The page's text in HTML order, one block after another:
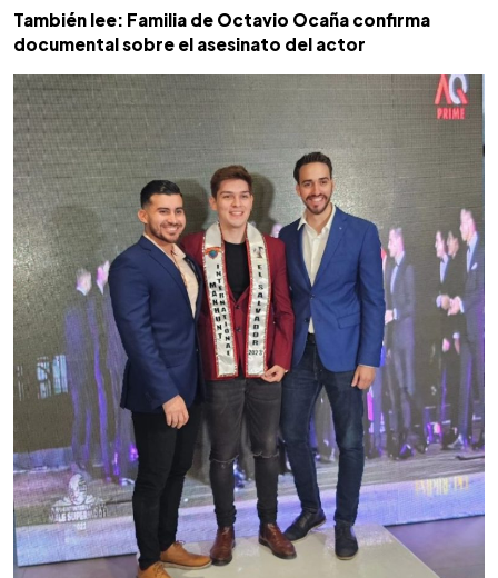
También lee: Familia de Octavio Ocaña confirma
documental sobre el asesinato del actor